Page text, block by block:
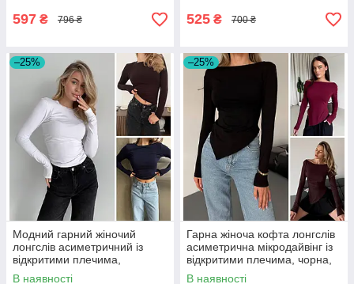
597 ₴ 796 ₴ 525 ₴ 700 ₴
–25%
Модний гарний жіночий
лонгслів асиметричний із
відкритими плечима,
бордовий, чорний,
В наявності
–25%
Гарна жіноча кофта лонгслів
асиметрична мікродайвінг із
відкритими плечима, чорна,
коричнева, бордова
В наявності